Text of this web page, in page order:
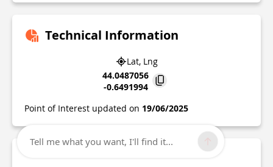
Technical Information
Lat, Lng
44.0487056
-0.6491994
Point of Interest updated on 19/06/2025
Tell me what you want, I'll find it...